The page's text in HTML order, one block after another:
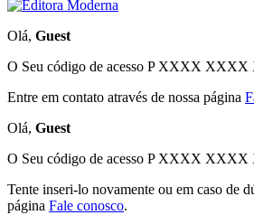
Olá, Guest
O Seu código de acesso P XXXX XXXX
Entre em contato através de nossa página
Olá, Guest
O Seu código de acesso P XXXX XXXX
Tente inseri-lo novamente ou em caso de
página Fale conosco.